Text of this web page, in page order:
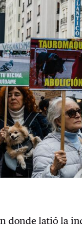
donde latió la